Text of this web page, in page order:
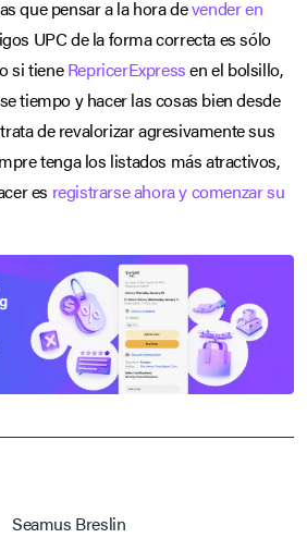
que pensar a la hora devender en
UPC de la forma correcta es sólo
si tieneRepricerExpressen el bolsillo,
tiempo y hacer las cosas bien desde
de revalorizar agresivamente sus
tenga los listados más atractivos,
es registrarse ahora y comenzar su
Seamus Breslin